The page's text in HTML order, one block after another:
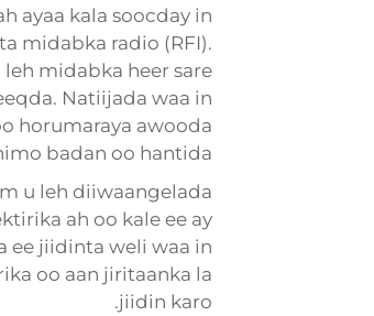
ayaa kala soocday in
midabka radio (RFI).
leh midabka heer sare
Natiijada waa in
horumaraya awooda
badan oo hantida.
u leh diiwaangelada
ah oo kale ee ay
ee jiidinta weli waa in
oo aan jiritaanka la
jiidin karo.